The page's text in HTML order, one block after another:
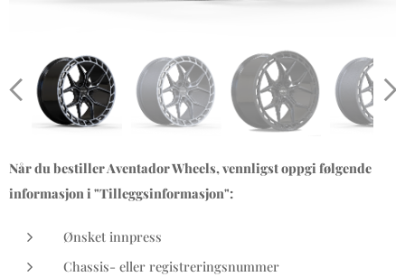
Når du bestiller Aventador Wheels, vennligst oppgi følgende
informasjon i "Tilleggsinformasjon":
Ønsket innpress
Chassis- eller registreringsnummer